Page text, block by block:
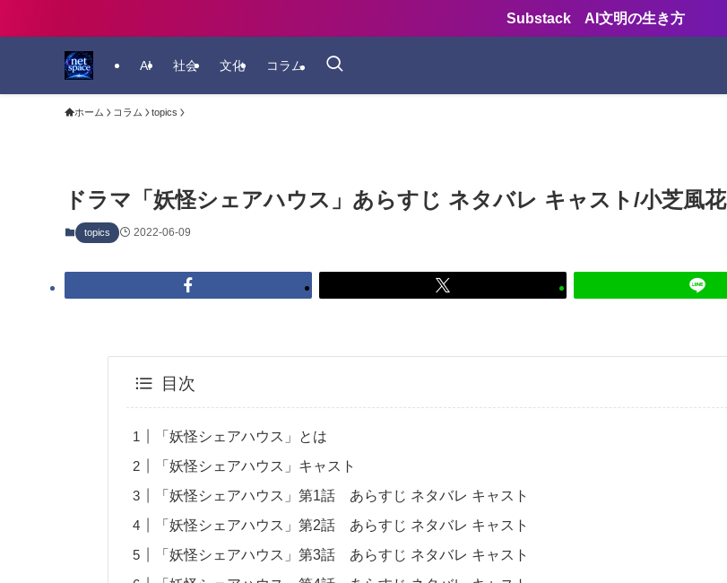
Substack AI文明の生き方
AI 社会 文化 コラム
ホーム コラム topics
ドラマ「妖怪シェアハウス」あらすじ ネタバレ キャスト/小芝風花
topics 2022-06-09
目次
「妖怪シェアハウス」とは
「妖怪シェアハウス」キャスト
「妖怪シェアハウス」第1話 あらすじ ネタバレ キャスト
「妖怪シェアハウス」第2話 あらすじ ネタバレ キャスト
「妖怪シェアハウス」第3話 あらすじ ネタバレ キャスト